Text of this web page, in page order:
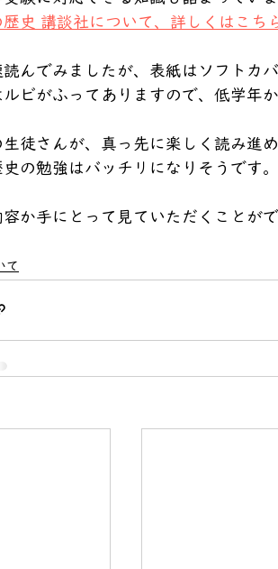
史 講談社について、詳しくはこち
んでみましたが、表紙はソフトカ
ビがふってありますので、低学年
生徒さんが、真っ先に楽しく読み進め
史の勉強はバッチリになりそうです。
容か手にとって見ていただくことが
て